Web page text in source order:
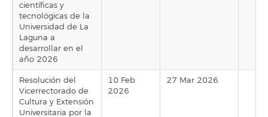
científicas y
tecnológicas de la
Universidad de La
Laguna a
desarrollar en el
año 2026
Resolución del
Vicerrectorado de
Cultura y Extensión
Universitaria por la
10 Feb
2026
27 Mar 2026